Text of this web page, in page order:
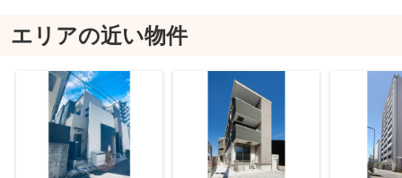
エリアの近い物件